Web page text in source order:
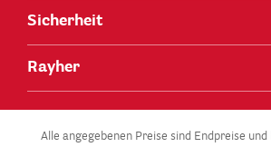
Sicherheit
Rayher
Alle angegebenen Preise sind Endpreise